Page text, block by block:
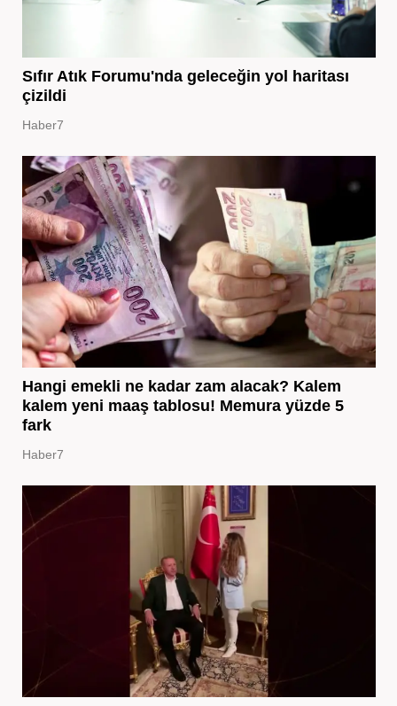
Sıfır Atık Forumu'nda geleceğin yol haritası
çizildi
Haber7
Hangi emekli ne kadar zam alacak? Kalem
kalem yeni maaş tablosu! Memura yüzde 5
fark
Haber7